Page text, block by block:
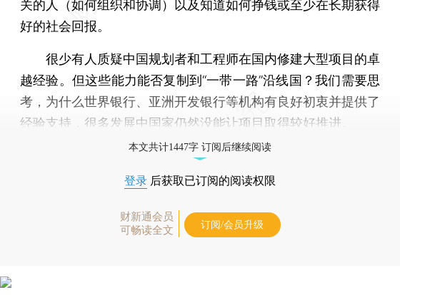
关的人（如何组织和协调）以及知道如何挣钱或至少在长期获得
好的社会回报。
很少有人质疑中国规划者和工程师在国内修建大型项目的卓
越经验。但这些能力能否复制到“一带一路”沿线国？我们需要思
考，为什么世界银行、亚洲开发银行等机构有良好初衷并提供了
经验支持，很多发展中国家仍然没能让项目取得较好推进。
本文共计1447字 订阅后继续阅读
登录 后获取已订阅的阅读权限
财新通会员
可畅读全文
订阅/会员升级